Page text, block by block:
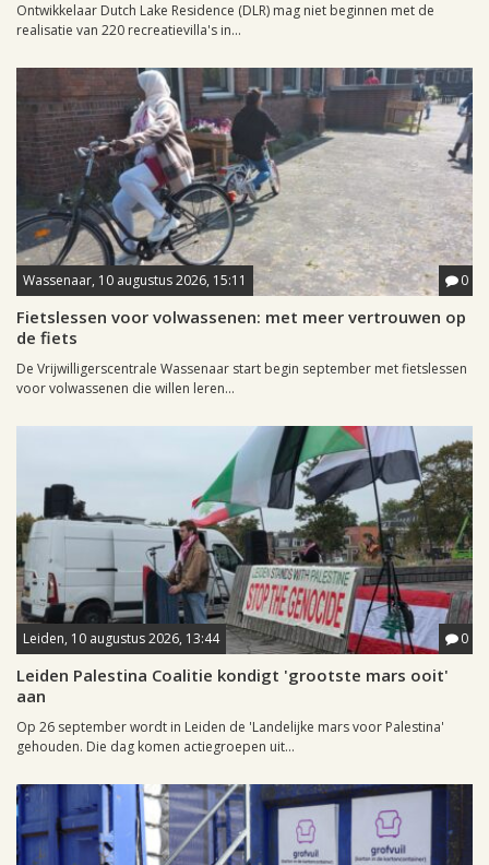
Ontwikkelaar Dutch Lake Residence (DLR) mag niet beginnen met de
realisatie van 220 recreatievilla's in...
Wassenaar, 10 augustus 2026, 15:11 0
Fietslessen voor volwassenen: met meer vertrouwen op
de fiets
De Vrijwilligerscentrale Wassenaar start begin september met fietslessen
voor volwassenen die willen leren...
Leiden, 10 augustus 2026, 13:44 0
Leiden Palestina Coalitie kondigt 'grootste mars ooit'
aan
Op 26 september wordt in Leiden de 'Landelijke mars voor Palestina'
gehouden. Die dag komen actiegroepen uit...